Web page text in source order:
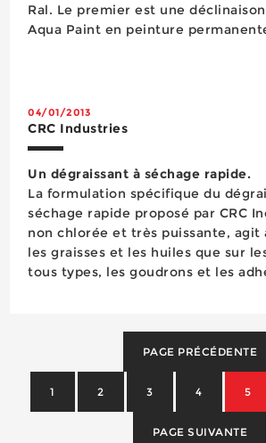
Ral. Le premier est une déclinaison de la formule
Aqua Paint en peinture
04/01/2013
CRC Industries
Un dégraissant à séchage rapide.
La formulation spécifique du
séchage rapide proposé par CRC
non chlorée et très puissante, agit
les graisses et les huiles que sur
tous types, les goudrons et les
PAGE PRÉCÉDENTE
1 2 3 4 5
PAGE SUIVANTE